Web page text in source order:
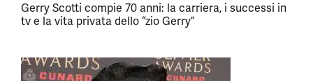
Gerry Scotti compie 70 anni: la carriera, i successi in
tv e la vita privata dello “zio Gerry”